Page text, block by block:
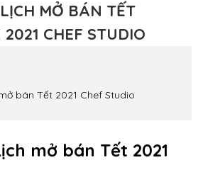
MỞ BÁN TẾT
CHEF STUDIO
bán Tết 2021 Chef Studio
mở bán Tết 2021